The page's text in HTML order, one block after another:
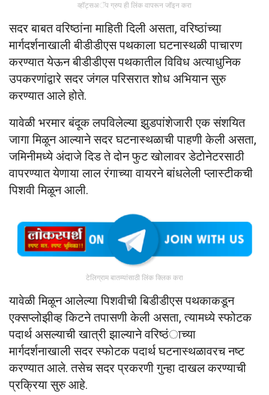
व्हॉट्सअॅप ग्रुप ही लिंक वापरून जॉइन करा
सदर बाबत वरिष्ठांना माहिती दिली असता, वरिष्ठांच्या
मार्गदर्शनाखाली बीडीडीएस पथकाला घटनास्थळी पाचारण
करण्यात येऊन बीडीडीएस पथकातील विविध अत्याधुनिक
उपकरणांद्वारे सदर जंगल परिसरात शोध अभियान सुरु
करण्यात आले होते.
यावेळी भरमार बंदूक लपविलेल्या झुडपांशेजारी एक संशयित
जागा मिळून आल्याने सदर घटनास्थळाची पाहणी केली असता,
जमिनीमध्ये अंदाजे दिड ते दोन फुट खोलावर डेटोनेटरसाठी
वापरण्यात येणा­या लाल रंगाच्या वायरने बांधलेली प्लास्टीकची
पिशवी मिळून आली.
टेलिग्राम बातम्यांसाठी लिंक क्लिक करा
यावेळी मिळून आलेल्या पिशवीची बिडीडीएस पथकाकडून
एक्सप्लोझीव्ह किटने तपासणी केली असता, त्यामध्ये स्फोटक
पदार्थ असल्याची खात्री झाल्याने वरिष्ठंाच्या
मार्गदर्शनाखाली सदर स्फोटक पदार्थ घटनास्थळावरच नष्ट
करण्यात आले. तसेच सदर प्रकरणी गुन्हा दाखल करण्याची
प्रक्रिया सुरु आहे.